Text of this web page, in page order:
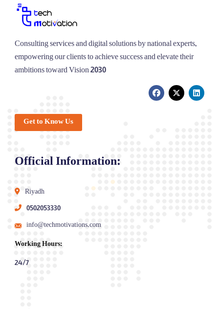
Consulting services and digital solutions by national experts,
empowering our clients to achieve success and elevate their
ambitions toward Vision 2030
Get to Know Us
Official Information:
Riyadh
0502053330
info@techmotivations.com
Working Hours:
24/7